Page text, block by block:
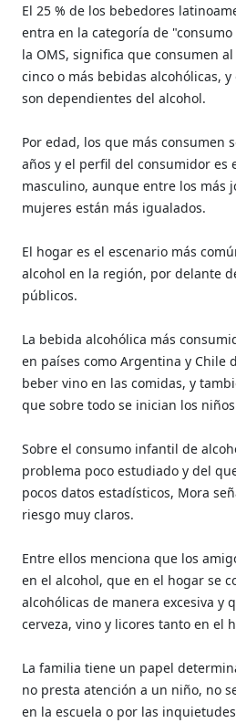
El 25 % de los bebedores
entra en la categoría de
la OMS, significa que consumen
cinco o más bebidas alcohólicas, y
son dependientes del alcohol.
Por edad, los que más consumen
años y el perfil del consumidor es
masculino, aunque entre los más
mujeres están más igualados.
El hogar es el escenario más
alcohol en la región, por delante
públicos.
La bebida alcohólica más
en países como Argentina y Chile
beber vino en las comidas, y
que sobre todo se inician los
Sobre el consumo infantil de
problema poco estudiado y del
pocos datos estadísticos, Mora
riesgo muy claros.
Entre ellos menciona que los
en el alcohol, que en el hogar se
alcohólicas de manera excesiva y
cerveza, vino y licores tanto en el
La familia tiene un papel
no presta atención a un niño, no
en la escuela o por las